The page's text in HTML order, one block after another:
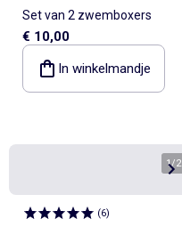
Set van 2 zwemboxers
€ 10,00
In winkelmandje
1/2
(6)